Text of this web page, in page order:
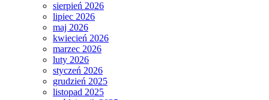
sierpień 2026
lipiec 2026
maj 2026
kwiecień 2026
marzec 2026
luty 2026
styczeń 2026
grudzień 2025
listopad 2025